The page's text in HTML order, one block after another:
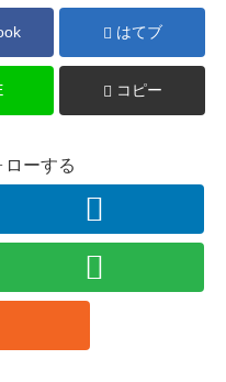
はてブ
コピー
ーする